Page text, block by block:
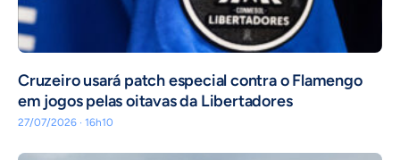
Cruzeiro usará patch especial contra o Flamengo
em jogos pelas oitavas da Libertadores
27/07/2026 · 16h10